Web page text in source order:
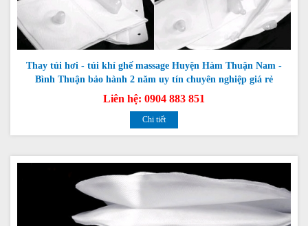
Thay túi hơi - túi khí ghế massage Huyện Hàm Thuận Nam -
Bình Thuận bảo hành 2 năm uy tín chuyên nghiệp giá rẻ
Liên hệ: 0904 883 851
Chi tiết